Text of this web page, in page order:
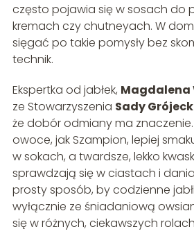
często pojawia się w sosach do
kremach czy chutneyach. W
sięgać po takie pomysły bez
technik.
Ekspertka od jabłek, Magdalena
ze Stowarzyszenia Sady
że dobór odmiany ma znaczenie.
owoce, jak Szampion, lepiej
w sokach, a twardsze, lekko
sprawdzają się w ciastach i
prosty sposób, by codzienne
wyłącznie ze śniadaniową
się w różnych, ciekawszych